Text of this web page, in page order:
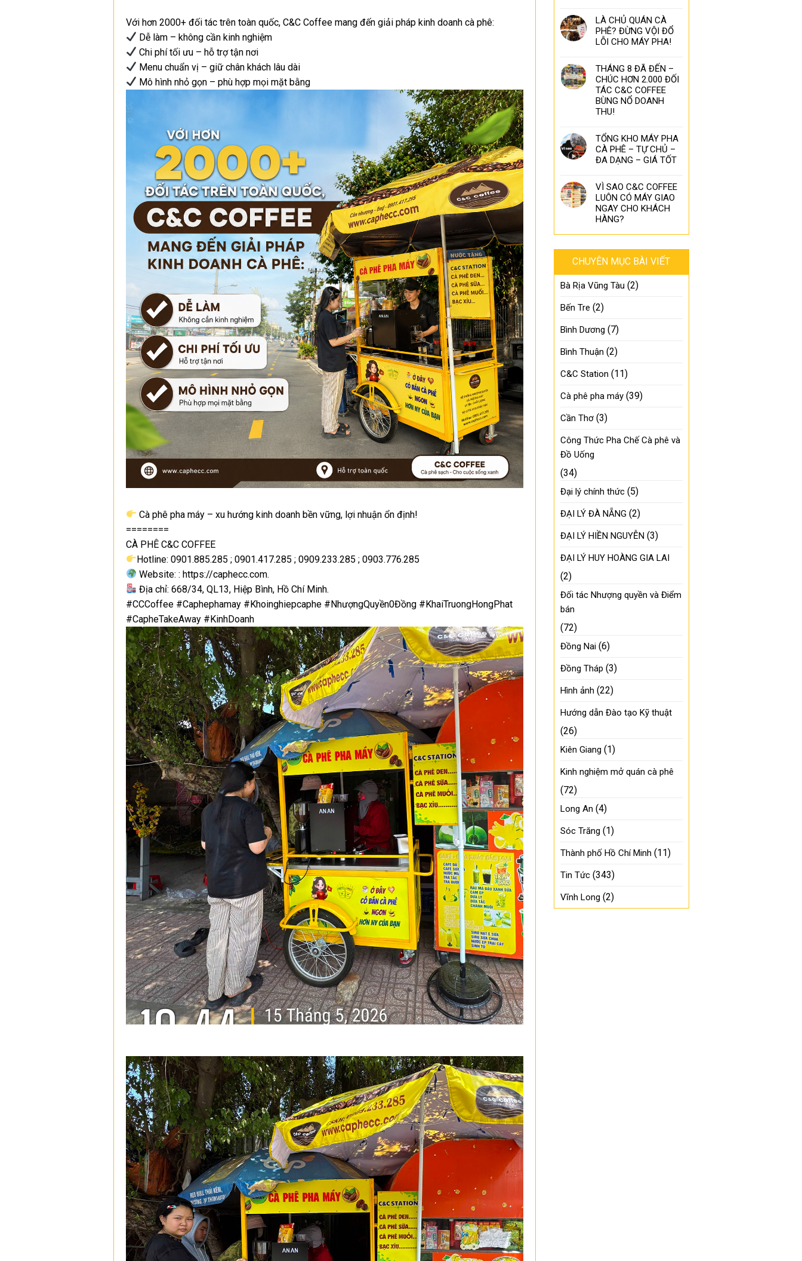
Với hơn 2000+ đối tác trên toàn quốc, C&C Coffee mang đến giải pháp kinh doanh cà phê:
Dễ làm – không cần kinh nghiệm
Chi phí tối ưu – hỗ trợ tận nơi
Menu chuẩn vị – giữ chân khách lâu dài
Mô hình nhỏ gọn – phù hợp mọi mặt bằng
Cà phê pha máy – xu hướng kinh doanh bền vững, lợi nhuận ổn định!
========
CÀ PHÊ C&C COFFEE
Hotline: 0901.885.285 ; 0901.417.285 ; 0909.233.285 ; 0903.776.285
Website: : https://caphecc.com.
Địa chỉ: 668/34, QL13, Hiệp Bình, Hồ Chí Minh.
#CCCoffee #Caphephamay #Khoinghiepcaphe #NhượngQuyền0Đồng #KhaiTruongHongPhat
#CapheTakeAway #KinhDoanh
LÀ CHỦ QUÁN CÀ
PHÊ? ĐỪNG VỘI ĐỔ
LỖI CHO MÁY PHA!
THÁNG 8 ĐÃ ĐẾN –
CHÚC HƠN 2.000 ĐỐI
TÁC C&C COFFEE
BÙNG NỔ DOANH
THU!
TỔNG KHO MÁY PHA
CÀ PHÊ – TỰ CHỦ –
ĐA DẠNG – GIÁ TỐT
VÌ SAO C&C COFFEE
LUÔN CÓ MÁY GIAO
NGAY CHO KHÁCH
HÀNG?
CHUYÊN MỤC BÀI VIẾT
Bà Rịa Vũng Tàu (2)
Bến Tre (2)
Bình Dương (7)
Bình Thuận (2)
C&C Station (11)
Cà phê pha máy (39)
Cần Thơ (3)
Công Thức Pha Chế Cà phê và
Đồ Uống
(34)
Đại lý chính thức (5)
ĐẠI LÝ ĐÀ NẴNG (2)
ĐẠI LÝ HIỀN NGUYỄN (3)
ĐẠI LÝ HUY HOÀNG GIA LAI
(2)
Đối tác Nhượng quyền và Điểm
bán
(72)
Đồng Nai (6)
Đồng Tháp (3)
Hình ảnh (22)
Hướng dẫn Đào tạo Kỹ thuật
(26)
Kiên Giang (1)
Kinh nghiệm mở quán cà phê
(72)
Long An (4)
Sóc Trăng (1)
Thành phố Hồ Chí Minh (11)
Tin Tức (343)
Vĩnh Long (2)